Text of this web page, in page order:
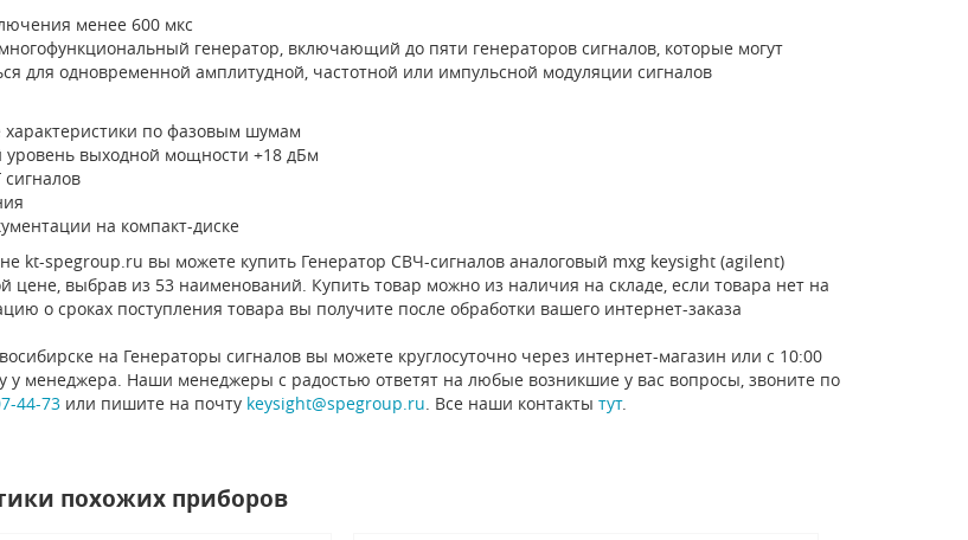
менее 600 мкс
генератор, включающий до пяти генераторов сигналов, которые могут
для одновременной амплитудной, частотной или импульсной модуляции сигналов
характеристики по фазовым шумам
уровень выходной мощности +18 дБм
на компакт-диске
kt-spegroup.ru вы можете купить Генератор СВЧ-сигналов аналоговый mxg keysight (agilent)
цене, выбрав из 53 наименований. Купить товар можно из наличия на складе, если товара нет на
о сроках поступления товара вы получите после обработки вашего интернет-заказа
на Генераторы сигналов вы можете круглосуточно через интернет-магазин или с 10:00
у менеджера. Наши менеджеры с радостью ответят на любые возникшие у вас вопросы, звоните по
44-73или пишите на почту keysight@spegroup.ru . Все наши контакты тут.
похожих приборов